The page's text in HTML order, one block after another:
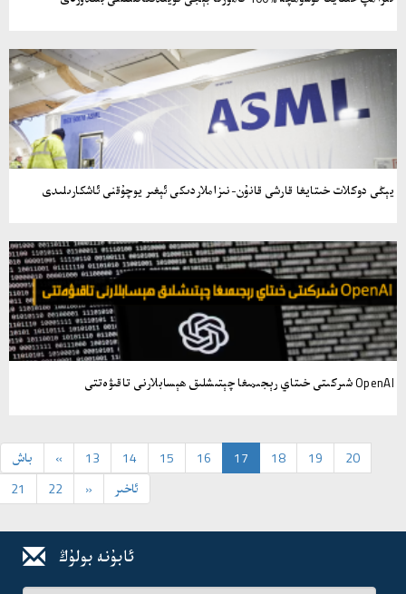
يېڭى دوكلات خىتايغا قارشى قانۇن-نىزاملاردىكى ئېغىر يوچۇقنى ئاشكارىلىدى
OpenAI شىركىتى خىتاي رېجىمىغا چېتىشلىق ھېسابلارنى تاقىۋەتتى
باش « 13 14 15 16 17 18 19
20
21
22 » ئاخىر
ئابۇنە بولۇڭ